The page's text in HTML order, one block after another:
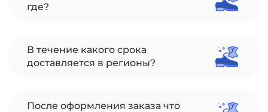
где?
В течение какого срока
доставляется в регионы?
После оформления заказа что